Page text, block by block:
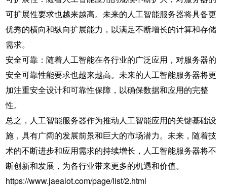
可扩展性要求也越来越高。未来的人工智能服务器将具备更
优秀的横向和纵向扩展能力，以满足不断增长的计算和存储
需求。
安全可靠：随着人工智能在各行业的广泛应用，对服务器的
安全可靠性能要求也越来越高。未来的人工智能服务器将更
加注重安全设计和可靠性保障，以确保数据和应用的完整
性。
总之， 人工智能服务器作为推动人工智能应用的关键基础设
施，具有广阔的发展前景和巨大的市场潜力。未来，随着技
术的不断进步和应用需求的持续增长，人工智能服务器将不
断创新和发展，为各行业带来更多的机遇和价值。
https://www.jaeaiot.com/page/list/2.html